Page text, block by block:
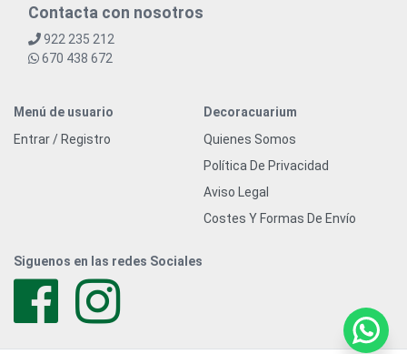
Contacta con nosotros
922 235 212
670 438 672
Menú de usuario
Entrar / Registro
Decoracuarium
Quienes Somos
Política De Privacidad
Aviso Legal
Costes Y Formas De Envío
Siguenos en las redes Sociales